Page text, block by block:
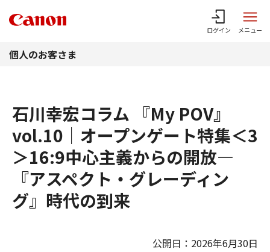
ログイン メニュー
個人のお客さま
石川幸宏コラム 『My POV』
vol.10｜オープンゲート特集＜3
＞16:9中心主義からの開放―
『アスペクト・グレーディン
グ』時代の到来
公開日：2026年6月30日